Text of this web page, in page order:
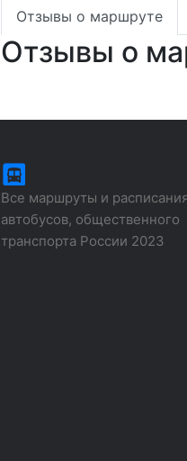
Отзывы о маршруте
Отзывы о
Все маршруты и расписания
автобусов, общественного
транспорта России 2023